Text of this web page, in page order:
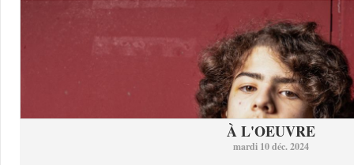
À L'OEUVRE
mardi 10 déc. 2024